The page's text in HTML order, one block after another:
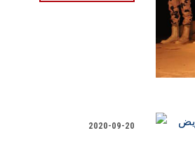
2020-09-20